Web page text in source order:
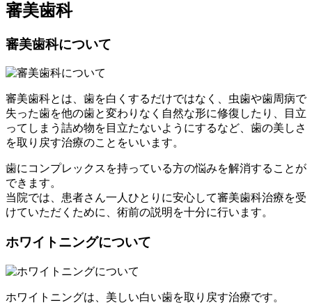
審美歯科
審美歯科について
審美歯科とは、歯を白くするだけではなく、虫歯や歯周病で
失った歯を他の歯と変わりなく自然な形に修復したり、目立
ってしまう詰め物を目立たないようにするなど、歯の美しさ
を取り戻す治療のことをいいます。
歯にコンプレックスを持っている方の悩みを解消することが
できます。
当院では、患者さん一人ひとりに安心して審美歯科治療を受
けていただくために、術前の説明を十分に行います。
ホワイトニングについて
ホワイトニングは、美しい白い歯を取り戻す治療です。